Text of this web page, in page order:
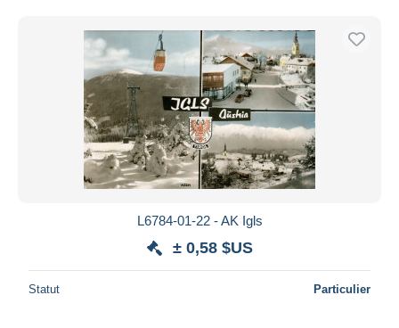
L6784-01-22 - AK Igls
± 0,58 $US
Statut Particulier